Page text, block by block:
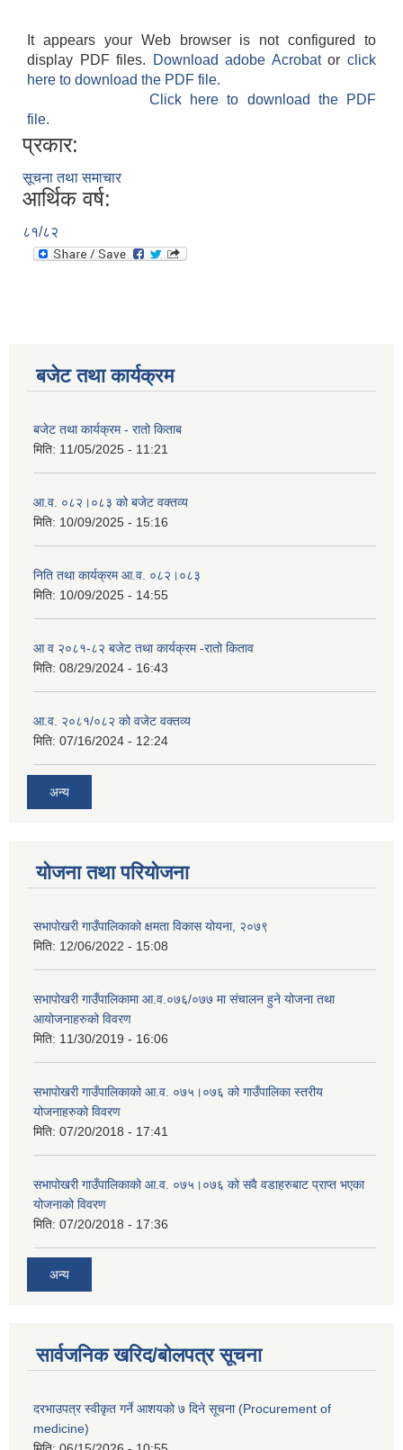
It appears your Web browser is not configured to
display PDF files.
Download adobe Acrobatorclick
here to download the PDF file.
Click here to download the PDF
file.
प्रकार:
सूचना तथा समाचार
आर्थिक वर्ष:
८१/८२
बजेट तथा कार्यक्रम
बजेट तथा कार्यक्रम - रातो किताब
मिति: 11/05/2025 - 11:21
आ.व. ०८२।०८३ को बजेट वक्तव्य
मिति: 10/09/2025 - 15:16
निति तथा कार्यक्रम आ.व. ०८२।०८३
मिति: 10/09/2025 - 14:55
आ व २०८१-८२ बजेट तथा कार्यक्रम -रातो किताव
मिति: 08/29/2024 - 16:43
आ.व. २०८१/०८२ को वजेट वक्तव्य
मिति: 07/16/2024 - 12:24
अन्य
योजना तथा परियोजना
सभापोखरी गाउँपालिकाको क्षमता विकास योयना, २०७९
मिति: 12/06/2022 - 15:08
सभापोखरी गाउँपालिकामा आ.व.०७६/०७७ मा संचालन हुने योजना तथा
आयोजनाहरुको विवरण
मिति: 11/30/2019 - 16:06
सभापोखरी गाउँपालिकाको आ.व. ०७५।०७६ को गाउँपालिका स्तरीय
योजनाहरुको विवरण
मिति: 07/20/2018 - 17:41
सभापोखरी गाउँपालिकाको आ.व. ०७५।०७६ को सवै वडाहरुबाट प्राप्त भएका
योजनाको विवरण
मिति: 07/20/2018 - 17:36
अन्य
सार्वजनिक खरिद/बोलपत्र सूचना
दरभाउपत्र स्वीकृत गर्ने आशयको ७ दिने सूचना (Procurement of
medicine)